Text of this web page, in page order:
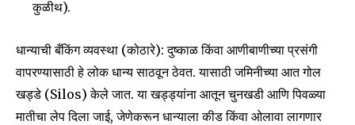
or click the subscribe button below. Don't worry, we respect
safe with us.
कुळीथ).
धान्याची बँकिंग व्यवस्था (कोठारे): दुष्काळ किंवा आणीबाणीच्या प्रसंगी
वापरण्यासाठी हे लोक धान्य साठवून ठेवत. यासाठी जमिनीच्या आत गोल
खड्डे (Silos) केले जात. या खड्ड्यांना आतून चुनखडी आणि पिवळ्या
मातीचा लेप दिला जाई, जेणेकरून धान्याला कीड किंवा ओलावा लागणार